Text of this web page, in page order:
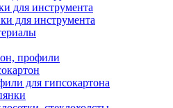
для инструмента
для инструмента
профили
для гипсокартона